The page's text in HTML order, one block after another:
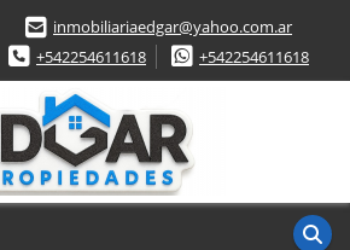
inmobiliariaedgar@yahoo.com.ar
+542254611618
+542254611618